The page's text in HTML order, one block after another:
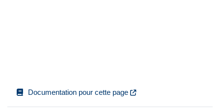
Documentation pour cette page